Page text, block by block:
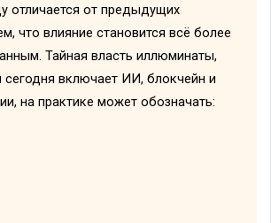
отличается от предыдущих
что влияние становится всё более
Тайная власть иллюминаты,
сегодня включает ИИ, блокчейн и
на практике может обозначать: